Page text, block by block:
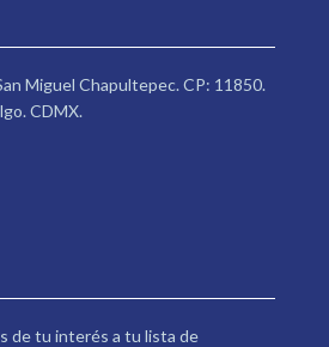
Miguel Chapultepec. CP: 11850.
CDMX.
de tu interés a tu lista de